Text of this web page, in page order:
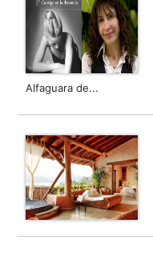
Alfaguara de...